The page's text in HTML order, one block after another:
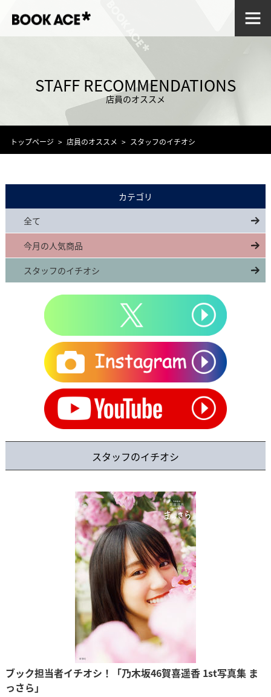
STAFF RECOMMENDATIONS
店員のオススメ
トップページ 店員のオススメ スタッフのイチオシ
カテゴリ
全て
今月の人気商品
スタッフのイチオシ
スタッフのイチオシ
ブック担当者イチオシ！「乃木坂46賀喜遥香 1st写真集 ま
っさら」